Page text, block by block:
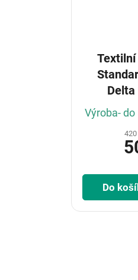
Standard na
Výroba-
Do